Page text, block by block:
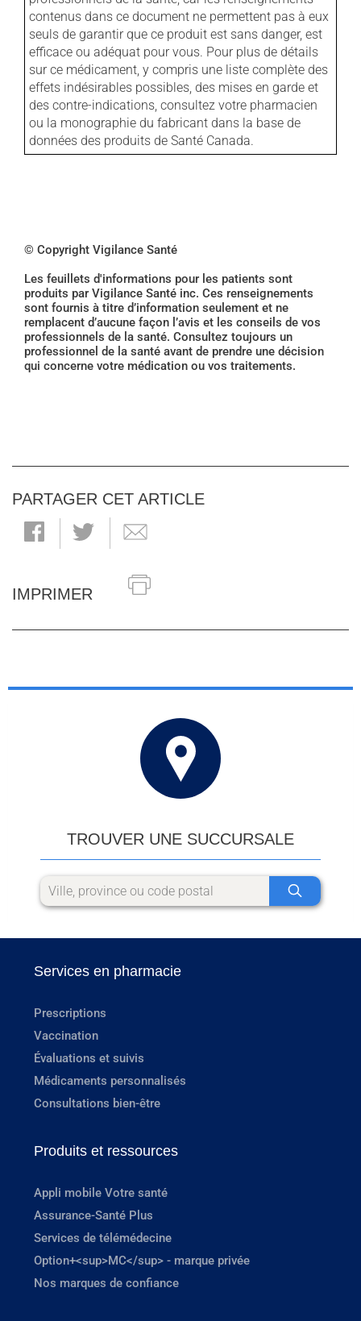
contenus dans ce document ne permettent pas à eux
seuls de garantir que ce produit est sans danger, est
efficace ou adéquat pour vous. Pour plus de détails
sur ce médicament, y compris une liste complète des
effets indésirables possibles, des mises en garde et
des contre-indications, consultez votre pharmacien
ou la monographie du fabricant dans la base de
données des produits de Santé Canada.
© Copyright Vigilance Santé
Les feuillets d'informations pour les patients sont
produits par Vigilance Santé inc. Ces renseignements
sont fournis à titre d’information seulement et ne
remplacent d’aucune façon l’avis et les conseils de vos
professionnels de la santé. Consultez toujours un
professionnel de la santé avant de prendre une décision
qui concerne votre médication ou vos traitements.
PARTAGER CET ARTICLE
IMPRIMER
TROUVER UNE SUCCURSALE
Services en pharmacie
Prescriptions
Vaccination
Évaluations et suivis
Médicaments personnalisés
Consultations bien-être
Produits et ressources
Appli mobile Votre santé
Assurance-Santé Plus
Services de télémédecine
Option+<sup>MC</sup> - marque privée
Nos marques de confiance